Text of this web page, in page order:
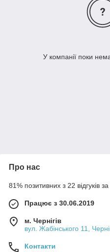
У компанії поки
Про нас
81% позитивних з 22 відгуків за
Працює з 30.06.2019
м. Чернігів
вул. Жабінського 11,
Контакти